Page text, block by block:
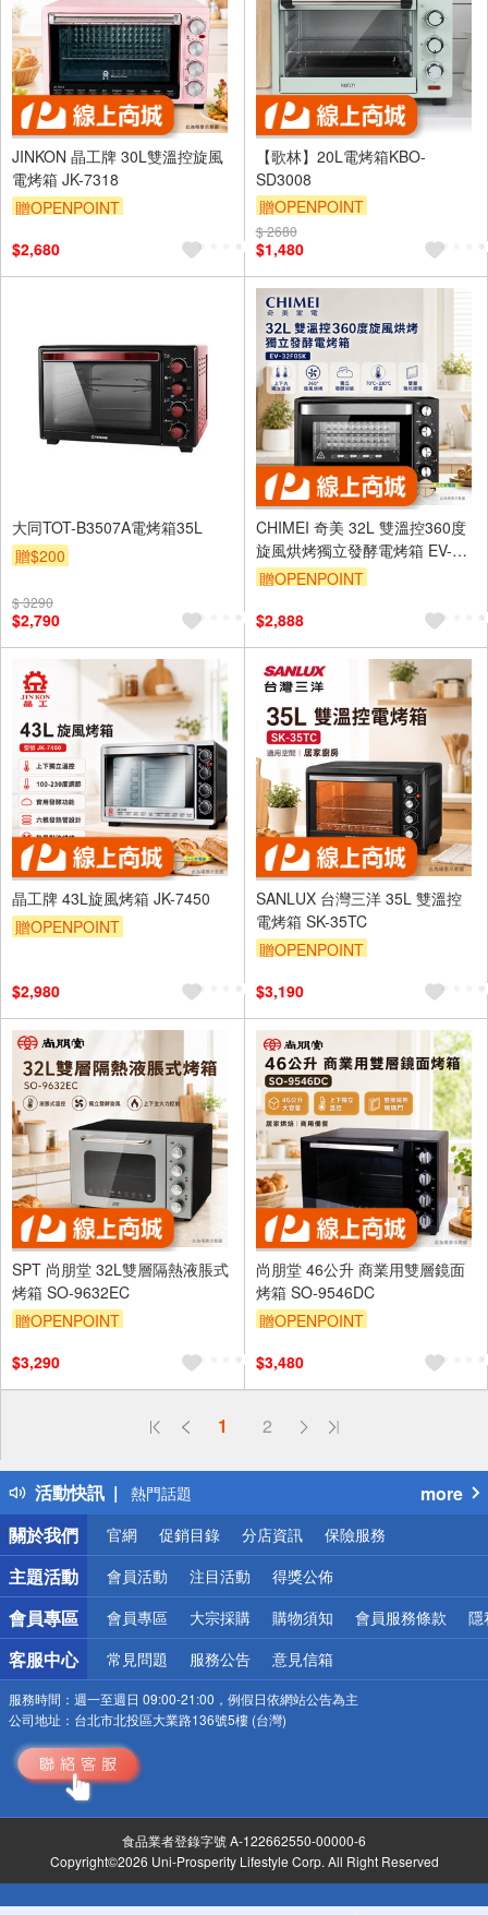
JINKON 晶工牌 30L雙溫控旋風
電烤箱 JK-7318
贈OPENPOINT
$2,680
【歌林】20L電烤箱KBO-
SD3008
贈OPENPOINT
$ 2680
$1,480
大同TOT-B3507A電烤箱35L
贈$200
$ 3290
$2,790
CHIMEI 奇美 32L 雙溫控360度
旋風烘烤獨立發酵電烤箱 EV-
32F0SK
贈OPENPOINT
$2,888
晶工牌 43L旋風烤箱 JK-7450
贈OPENPOINT
$2,980
SANLUX 台灣三洋 35L 雙溫控
電烤箱 SK-35TC
贈OPENPOINT
$3,190
SPT 尚朋堂 32L雙層隔熱液脹式
烤箱 SO-9632EC
贈OPENPOINT
$3,290
尚朋堂 46公升 商業用雙層鏡面
烤箱 SO-9546DC
贈OPENPOINT
$3,480
1 2
活動快訊
偏遠地區配送
得獎公告
熱門話題
銀行優惠
偏遠地區配送
詐騙網頁！請小心！
more
關於我們
官網 促銷目錄 分店資訊 保險服務
主題活動 會員活動 注目活動 得獎公佈
會員專區 會員專區 大宗採購 購物須知 會員服務條款 隱
客服中心 常見問題 服務公告 意見信箱
服務時間： 週一至週日 09:00-21:00，例假日依網站公告為主
公司地址： 台北市北投區大業路136號5樓 (台灣)
食品業者登錄字號 A-122662550-00000-6
Copyright©2026 Uni-Prosperity Lifestyle Corp. All Right Reserved